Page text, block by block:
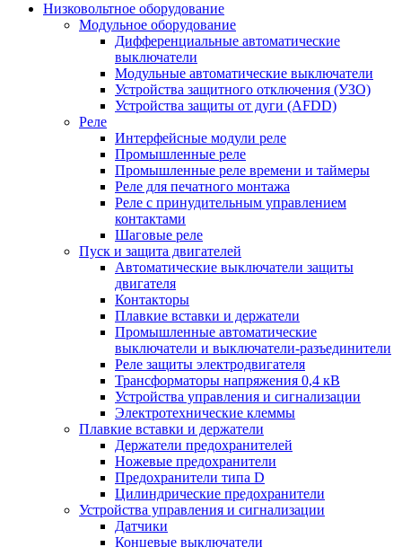
Низковольтное оборудование
Модульное оборудование
Дифференциальные автоматические
выключатели
Модульные автоматические выключатели
Устройства защитного отключения (УЗО)
Устройства защиты от дуги (AFDD)
Реле
Интерфейсные модули реле
Промышленные реле
Промышленные реле времени и таймеры
Реле для печатного монтажа
Реле с принудительным управлением
контактами
Шаговые реле
Пуск и защита двигателей
Автоматические выключатели защиты
двигателя
Контакторы
Плавкие вставки и держатели
Промышленные автоматические
выключатели и выключатели-разъединители
Реле защиты электродвигателя
Трансформаторы напряжения 0,4 кВ
Устройства управления и сигнализации
Электротехнические клеммы
Плавкие вставки и держатели
Держатели предохранителей
Ножевые предохранители
Предохранители типа D
Цилиндрические предохранители
Устройства управления и сигнализации
Датчики
Концевые выключатели